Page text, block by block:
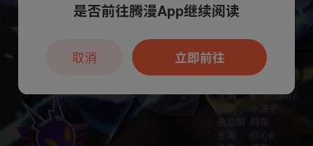
本章节仅支持App阅读，可打开App新用
户7天免费看
是否前往腾漫App继续阅读
立即前往
取消